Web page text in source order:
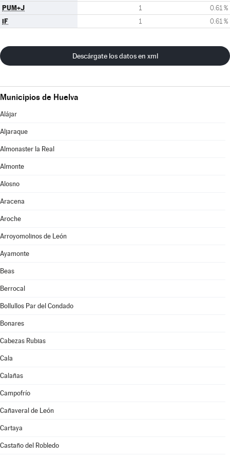
PUM+J 1 0.61 %
iF 1 0.61 %
Descárgate los datos en xml
Municipios de Huelva
Alájar
Aljaraque
Almonaster la Real
Almonte
Alosno
Aracena
Aroche
Arroyomolinos de León
Ayamonte
Beas
Berrocal
Bollullos Par del Condado
Bonares
Cabezas Rubias
Cala
Calañas
Campofrío
Cañaveral de León
Cartaya
Castaño del Robledo